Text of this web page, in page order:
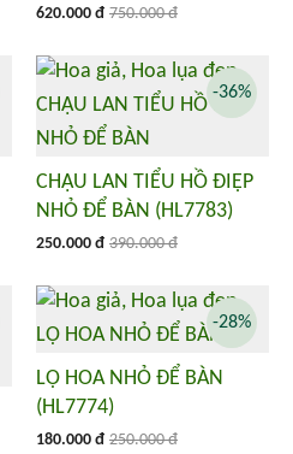
620.000 đ 750.000 đ
CHẬU LAN TIỂU HỒ ĐIỆP
NHỎ ĐỂ BÀN (HL7783)
250.000 đ 390.000 đ
-36%
LỌ HOA NHỎ ĐỂ BÀN
(HL7774)
180.000 đ 250.000 đ
-28%